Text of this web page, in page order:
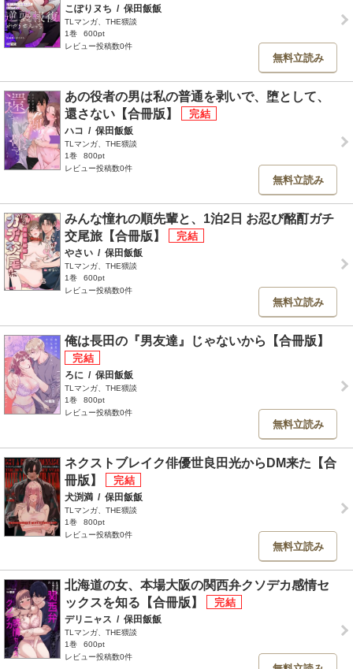
こぽりヌち / 保田飯飯
TLマンガ、THE猥談
1巻
600pt
レビュー投稿数0件
無料立読み
あの役者の男は私の普通を剥いで、堕として、
還さない【合冊版】
ハコ / 保田飯飯
TLマンガ、THE猥談
1巻
800pt
レビュー投稿数0件
無料立読み
みんな憧れの順先輩と、1泊2日 お忍び酩酊ガチ
交尾旅【合冊版】
やさい / 保田飯飯
TLマンガ、THE猥談
1巻
600pt
レビュー投稿数0件
無料立読み
俺は長田の『男友達』じゃないから【合冊版】
ろに / 保田飯飯
TLマンガ、THE猥談
1巻
800pt
レビュー投稿数0件
無料立読み
ネクストブレイク俳優世良田光からDM来た【合
冊版】
犬渕満 / 保田飯飯
TLマンガ、THE猥談
1巻
800pt
レビュー投稿数0件
無料立読み
北海道の女、本場大阪の関西弁クソデカ感情セ
ックスを知る【合冊版】
デリニャス / 保田飯飯
TLマンガ、THE猥談
1巻
600pt
レビュー投稿数0件